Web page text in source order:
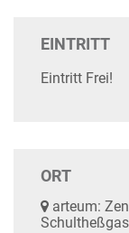
EINTRITT
Eintritt Frei!
ORT
arteum: